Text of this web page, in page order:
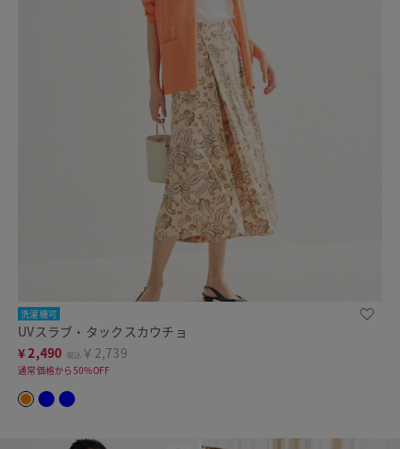
洗濯機可
UVスラブ・タックスカウチョ
¥2,490 税込 ￥2,739
通常価格から50%OFF